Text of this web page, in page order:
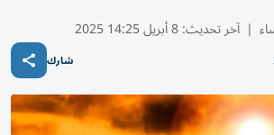
| آخر تحديث:8 أبريل 14:25 2025
شارك